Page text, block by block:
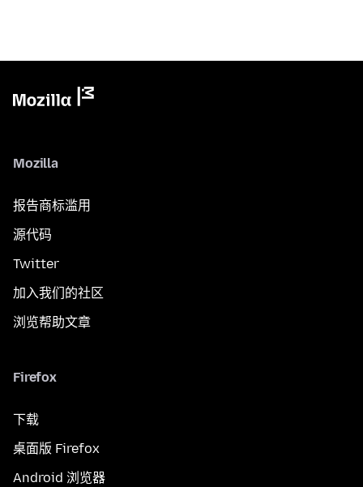
Mozilla
报告商标滥用
源代码
Twitter
加入我们的社区
浏览帮助文章
Firefox
下载
桌面版 Firefox
Android 浏览器